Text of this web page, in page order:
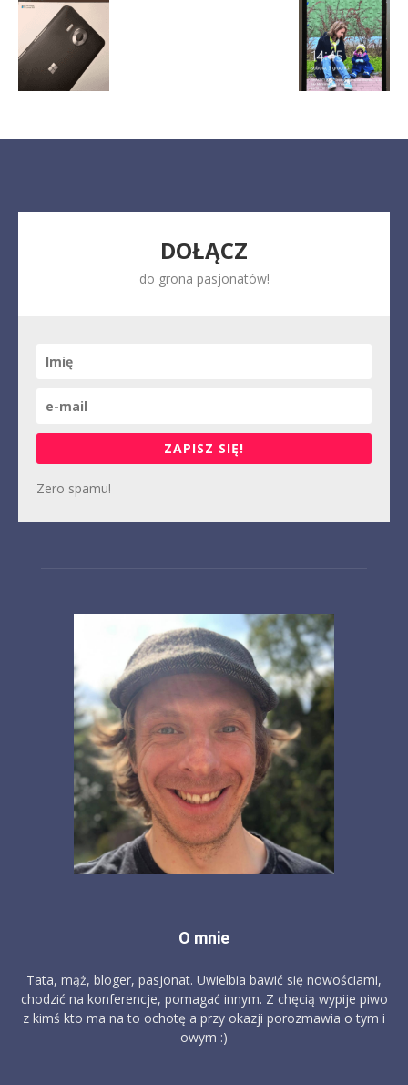
DOŁĄCZ
do grona pasjonatów!
ZAPISZ SIĘ!
Zero spamu!
O mnie
Tata, mąż, bloger, pasjonat. Uwielbia bawić się nowościami,
chodzić na konferencje, pomagać innym. Z chęcią wypije piwo
z kimś kto ma na to ochotę a przy okazji porozmawia o tym i
owym :)